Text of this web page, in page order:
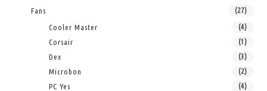
Fans (27)
Cooler Master (4)
Corsair (1)
Dex (3)
Microbon (2)
PC Yes (4)